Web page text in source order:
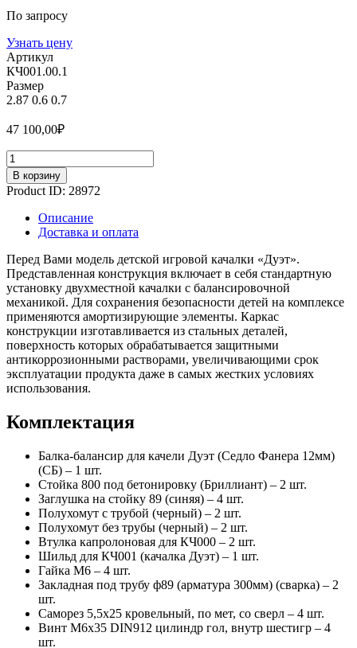
По запросу
Узнать цену
Артикул
КЧ001.00.1
Размер
2.87 0.6 0.7
47 100,00₽
Количество
В корзину
Product ID: 28972
Описание
Доставка и оплата
Перед Вами модель детской игровой качалки «Дуэт».
Представленная конструкция включает в себя стандартную
установку двухместной качалки с балансировочной
механикой. Для сохранения безопасности детей на комплексе
применяются амортизирующие элементы. Каркас
конструкции изготавливается из стальных деталей,
поверхность которых обрабатывается защитными
антикоррозионными растворами, увеличивающими срок
эксплуатации продукта даже в самых жестких условиях
использования.
Комплектация
Балка-балансир для качели Дуэт (Седло Фанера 12мм)
(СБ) – 1 шт.
Стойка 800 под бетонировку (Бриллиант) – 2 шт.
Заглушка на стойку 89 (синяя) – 4 шт.
Полухомут с трубой (черный) – 2 шт.
Полухомут без трубы (черный) – 2 шт.
Втулка капролоновая для КЧ000 – 2 шт.
Шильд для КЧ001 (качалка Дуэт) – 1 шт.
Гайка М6 – 4 шт.
Закладная под трубу ф89 (арматура 300мм) (сварка) – 2
шт.
Саморез 5,5х25 кровельный, по мет, со сверл – 4 шт.
Винт М6х35 DIN912 цилиндр гол, внутр шестигр – 4
шт.